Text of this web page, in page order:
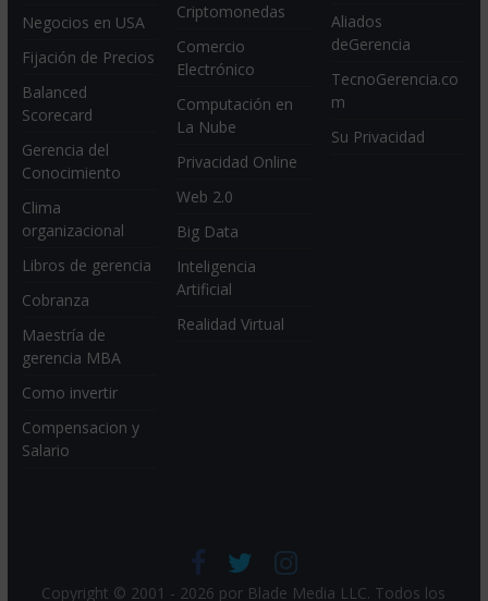
Negocios en USA
Fijación de Precios
Balanced
Scorecard
Gerencia del
Conocimiento
Clima
organizacional
Libros de gerencia
Cobranza
Maestría de
gerencia MBA
Como invertir
Compensacion y
Salario
Criptomonedas
Comercio
Electrónico
Computación en
La Nube
Privacidad Online
Web 2.0
Big Data
Inteligencia
Artificial
Realidad Virtual
Aliados
deGerencia
TecnoGerencia.co
m
Su Privacidad
Copyright © 2001 - 2026 por Blade Media LLC. Todos los